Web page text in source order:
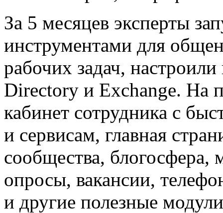
За 5 месяцев эксперты
инструментами для
рабочих задач,
Directory и Exchange. На
кабинет сотрудника с
и сервисам, главная
сообщества, блогосфера,
опросы, вакансии,
и другие полезные